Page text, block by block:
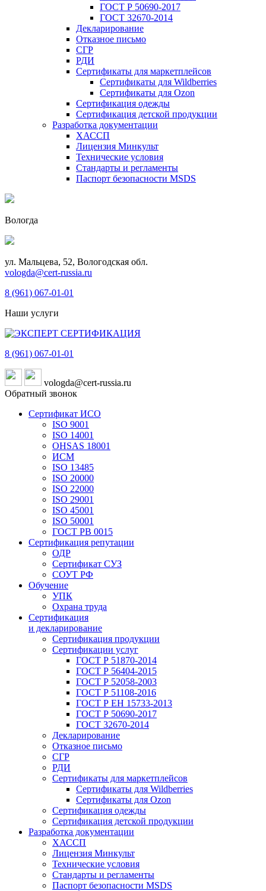
ГОСТ Р 50690-2017
ГОСТ 32670-2014
Декларирование
Отказное письмо
СГР
РДИ
Сертификаты для маркетплейсов
Сертификаты для Wildberries
Сертификаты для Ozon
Сертификация одежды
Сертификация детской продукции
Разработка документации
ХАССП
Лицензия Минкульт
Технические условия
Стандарты и регламенты
Паспорт безопасности MSDS
Вологда
ул. Мальцева, 52, Вологодская обл.
vologda@cert-russia.ru
8 (961) 067-01-01
Наши услуги
8 (961) 067-01-01
vologda@cert-russia.ru
Обратный звонок
Сертификат ИСО
ISO 9001
ISO 14001
OHSAS 18001
ИСМ
ISO 13485
ISO 20000
ISO 22000
ISO 29001
ISO 45001
ISO 50001
ГОСТ РВ 0015
Сертификация репутации
ОДР
Сертификат СУЗ
СОУТ РФ
Обучение
УПК
Охрана труда
Сертификация
и декларирование
Сертификация продукции
Сертификации услуг
ГОСТ Р 51870-2014
ГОСТ Р 56404-2015
ГОСТ Р 52058-2003
ГОСТ Р 51108-2016
ГОСТ Р ЕН 15733-2013
ГОСТ Р 50690-2017
ГОСТ 32670-2014
Декларирование
Отказное письмо
СГР
РДИ
Сертификаты для маркетплейсов
Сертификаты для Wildberries
Сертификаты для Ozon
Сертификация одежды
Сертификация детской продукции
Разработка документации
ХАССП
Лицензия Минкульт
Технические условия
Стандарты и регламенты
Паспорт безопасности MSDS